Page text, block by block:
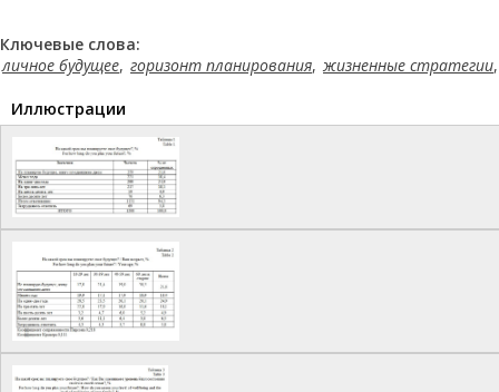
Ключевые слова:
личное будущее, горизонт планирования, жизненные стратегии
Иллюстрации